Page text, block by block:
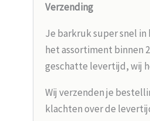
Verzending
Je barkruk super snel
het assortiment binnen
geschatte levertijd, wij
Wij verzenden je
klachten over de